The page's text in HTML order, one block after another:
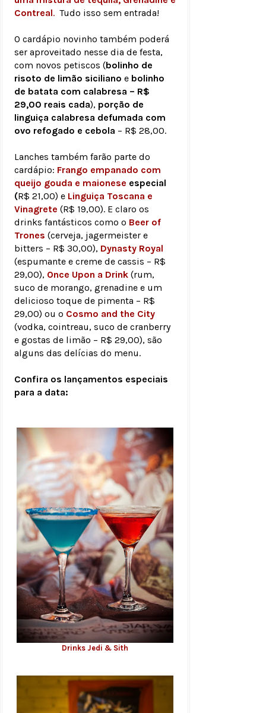
Contreal. Tudo isso sem entrada!
O cardápio novinho também poderá
ser aproveitado nesse dia de festa,
com novos petiscos (bolinho de
risoto de limão siciliano e bolinho
de batata com calabresa – R$
29,00 reais cada), porção de
linguiça calabresa defumada com
ovo refogado e cebola – R$ 28,00.
Lanches também farão parte do
cardápio: Frango empanado com
queijo gouda e maionese especial
(R$ 21,00) e Linguiça Toscana e
Vinagrete (R$ 19,00). E claro os
drinks fantásticos como o Beer of
Trones (cerveja, jagermeister e
bitters – R$ 30,00), Dynasty Royal
(espumante e creme de cassis – R$
29,00), Once Upon a Drink (rum,
suco de morango, grenadine e um
delicioso toque de pimenta – R$
29,00) ou o Cosmo and the City
(vodka, cointreau, suco de cranberry
e gostas de limão – R$ 29,00), são
alguns das delícias do menu.
Confira os lançamentos especiais
para a data:
Drinks Jedi & Sith